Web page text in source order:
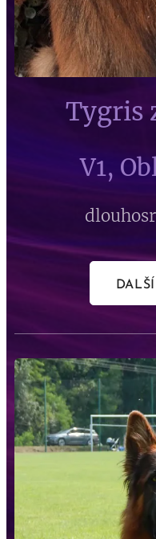
Tygris
V1,